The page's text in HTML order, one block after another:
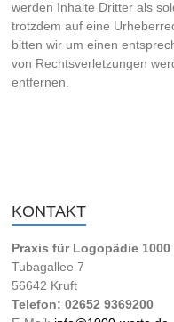
werden Inhalte Dritter als
trotzdem auf eine
bitten wir um einen
von Rechtsverletzungen
entfernen.
KONTAKT
Praxis für Logopädie 1000
Tubagallee 7
56642 Kruft
Telefon: 02652 9369200